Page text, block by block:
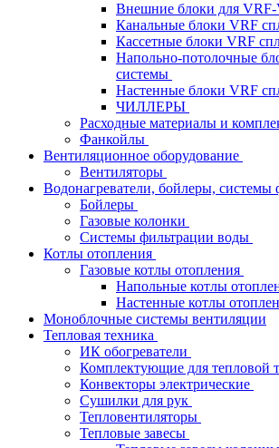
Внешние блоки для
Канальные блоки VRF
Кассетные блоки VRF
Напольно-потолочные
системы
Настенные блоки VRF
ЧИЛЛЕРЫ
Расходные материалы и
Фанкойлы
Вентиляционное оборудование
Вентиляторы
Водонагреватели, бойлеры, системы
Бойлеры
Газовые колонки
Системы фильтрации воды
Котлы отопления
Газовые котлы отопления
Напольные котлы
Настенные котлы
Моноблочные системы вентиляции
Тепловая техника
ИК обогреватели
Комплектующие для тепловой
Конвекторы электрические
Сушилки для рук
Тепловентиляторы
Тепловые завесы